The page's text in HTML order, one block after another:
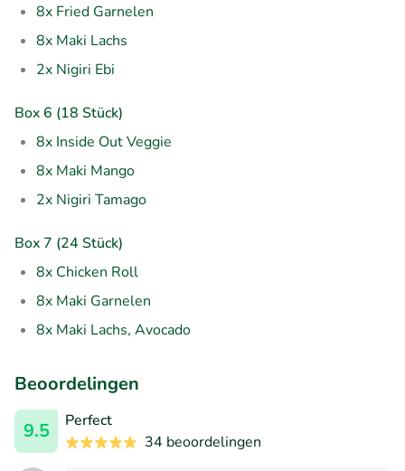
8x Fried Garnelen
8x Maki Lachs
2x Nigiri Ebi
Box 6 (18 Stück)
8x Inside Out Veggie
8x Maki Mango
2x Nigiri Tamago
Box 7 (24 Stück)
8x Chicken Roll
8x Maki Garnelen
8x Maki Lachs, Avocado
Beoordelingen
9.5
Perfect
34 beoordelingen